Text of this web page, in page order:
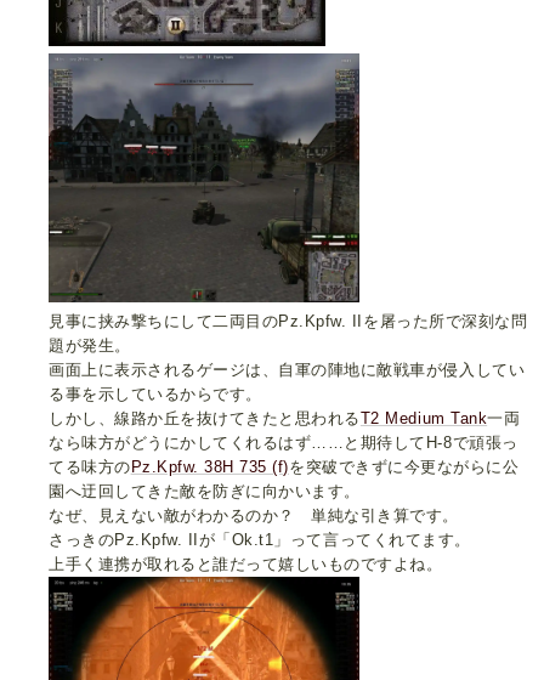
見事に挟み撃ちにして二両目のPz.Kpfw. IIを屠った所で深刻な問
題が発生。
画面上に表示されるゲージは、自軍の陣地に敵戦車が侵入してい
る事を示しているからです。
しかし、線路か丘を抜けてきたと思われるT2 Medium Tank一両
なら味方がどうにかしてくれるはず……と期待してH-8で頑張っ
てる味方の Pz.Kpfw. 38H 735 (f)を突破できずに今更ながらに公
園へ迂回してきた敵を防ぎに向かいます。
なぜ、見えない敵がわかるのか？ 単純な引き算です。
さっきのPz.Kpfw. IIが「Ok.t1」って言ってくれてます。
上手く連携が取れると誰だって嬉しいものですよね。